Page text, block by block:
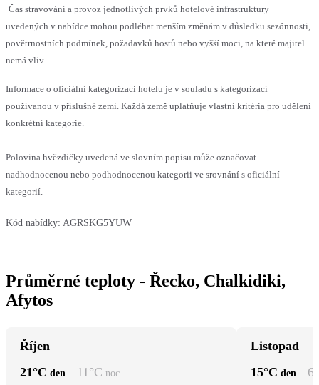
Čas stravování a provoz jednotlivých prvků hotelové infrastruktury
uvedených v nabídce mohou podléhat menším změnám v důsledku sezónnosti,
povětrnostních podmínek, požadavků hostů nebo vyšší moci, na které majitel
nemá vliv.
Informace o oficiální kategorizaci hotelu je v souladu s kategorizací
používanou v příslušné zemi. Každá země uplatňuje vlastní kritéria pro udělení
konkrétní kategorie.
Polovina hvězdičky uvedená ve slovním popisu může označovat
nadhodnocenou nebo podhodnocenou kategorii ve srovnání s oficiální
kategorií.
Kód nabídky: AGRSKG5YUW
Průměrné teploty - Řecko, Chalkidiki,
Afytos
Říjen
21°C den 11 °C noc
Listopad
15°C den 6